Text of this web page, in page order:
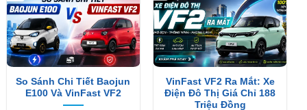
So Sánh Chi Tiết Baojun
E100 Và VinFast VF2
VinFast VF2 Ra Mắt: Xe
Điện Đô Thị Giá Chỉ 188
Triệu Đồng